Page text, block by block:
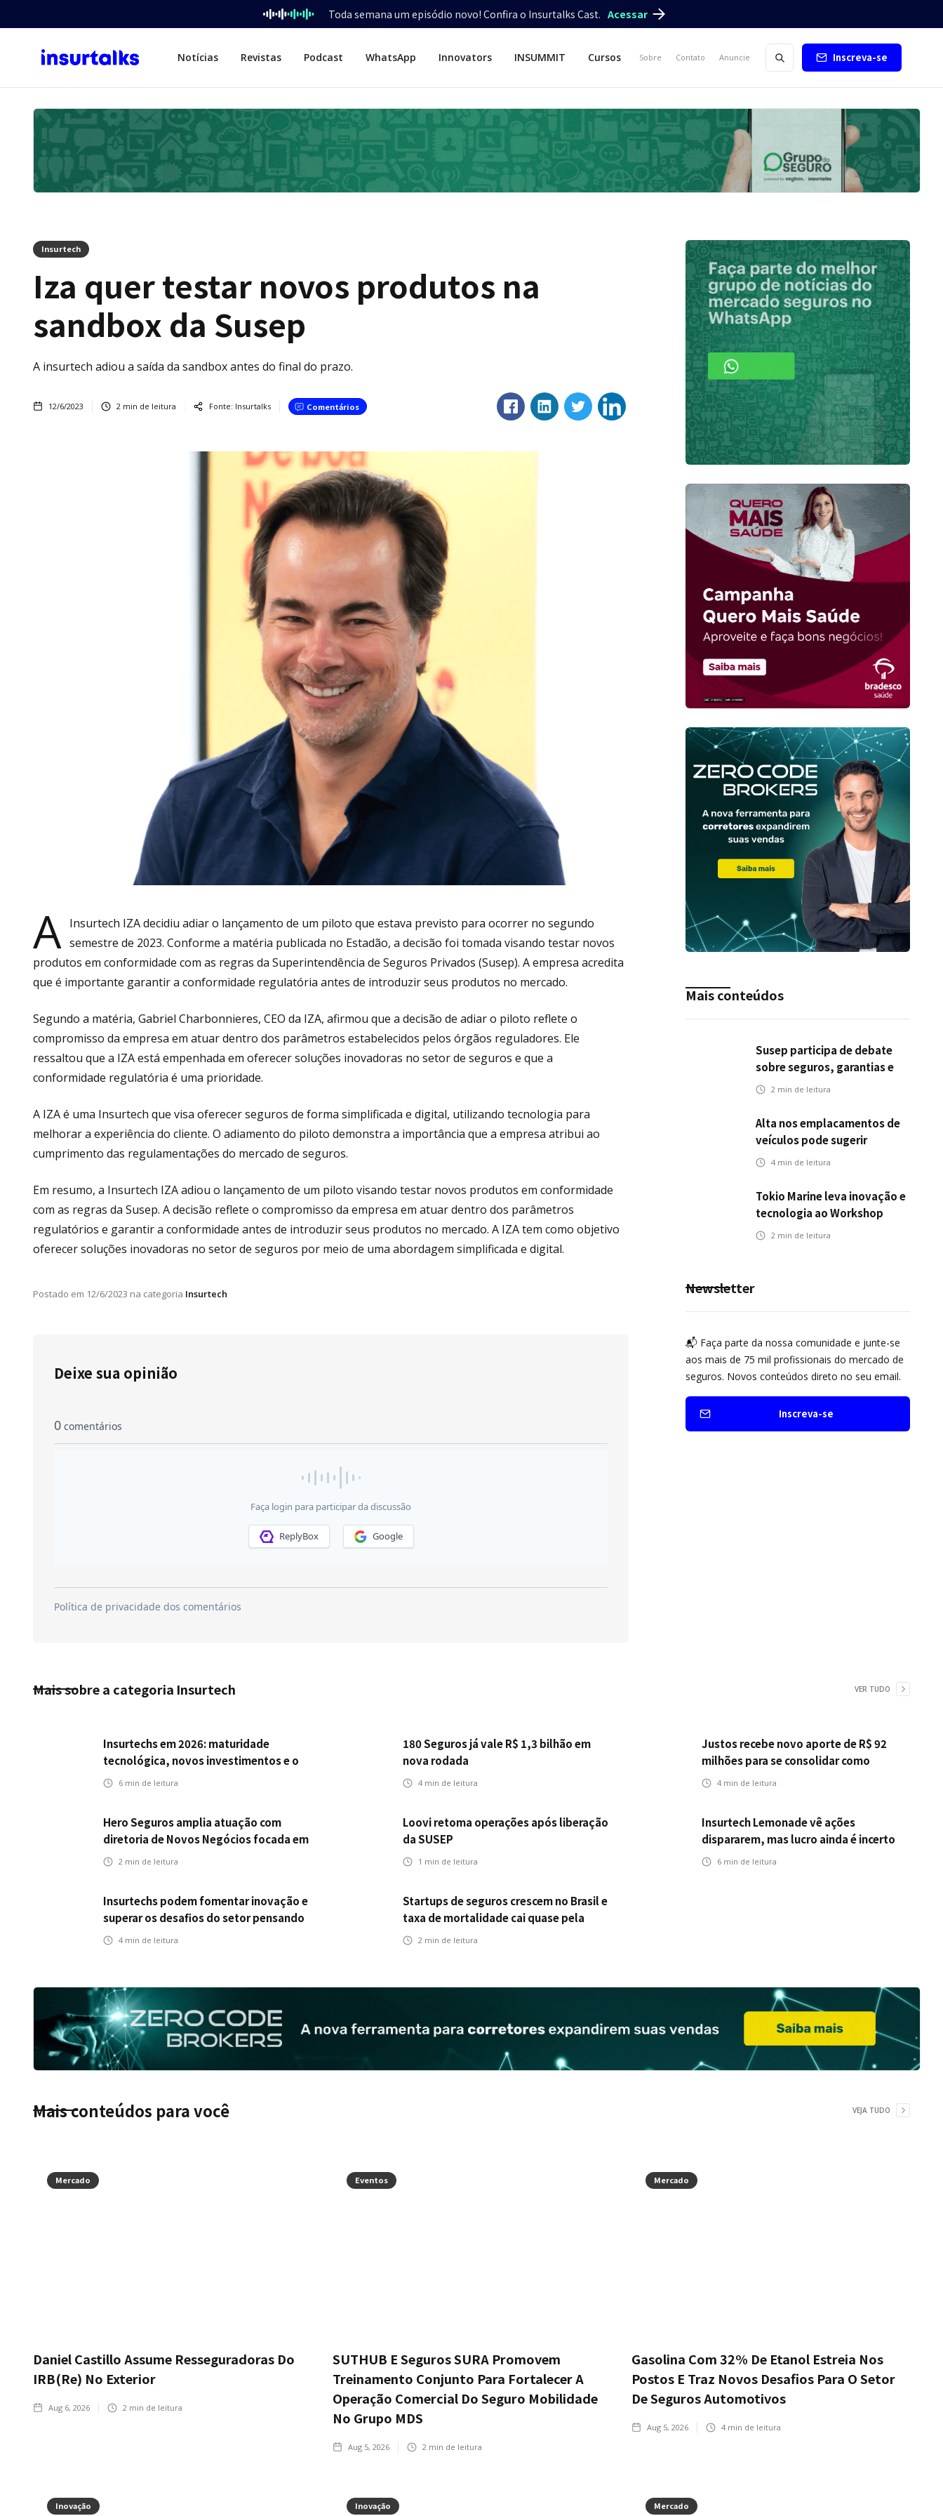
Toda semana um episódio novo! Confira o Insurtalks Cast. Acessar
Notícias Revistas Podcast WhatsApp Innovators INSUMMIT Cursos Sobre Contato Anuncie Inscreva-se
Insurtech
Iza quer testar novos produtos na
sandbox da Susep
A insurtech adiou a saída da sandbox antes do final do prazo.
12/6/2023 2 min de leitura Fonte: Insurtalks Comentários
A Insurtech IZA decidiu adiar o lançamento de um piloto que estava previsto para ocorrer no segundo
semestre de 2023. Conforme a matéria publicada no Estadão, a decisão foi tomada visando testar novos
produtos em conformidade com as regras da Superintendência de Seguros Privados (Susep). A empresa acredita
que é importante garantir a conformidade regulatória antes de introduzir seus produtos no mercado.
Segundo a matéria, Gabriel Charbonnieres, CEO da IZA, afirmou que a decisão de adiar o piloto reflete o
compromisso da empresa em atuar dentro dos parâmetros estabelecidos pelos órgãos reguladores. Ele
ressaltou que a IZA está empenhada em oferecer soluções inovadoras no setor de seguros e que a
conformidade regulatória é uma prioridade.
A IZA é uma Insurtech que visa oferecer seguros de forma simplificada e digital, utilizando tecnologia para
melhorar a experiência do cliente. O adiamento do piloto demonstra a importância que a empresa atribui ao
cumprimento das regulamentações do mercado de seguros.
Em resumo, a Insurtech IZA adiou o lançamento de um piloto visando testar novos produtos em conformidade
com as regras da Susep. A decisão reflete o compromisso da empresa em atuar dentro dos parâmetros
regulatórios e garantir a conformidade antes de introduzir seus produtos no mercado. A IZA tem como objetivo
oferecer soluções inovadoras no setor de seguros por meio de uma abordagem simplificada e digital.
Postado em 12/6/2023 na categoria Insurtech
Deixe sua opinião
Mais conteúdos
Susep participa de debate
sobre seguros, garantias e
riscos em infraestrutura de
2 min de leitura
Alta nos emplacamentos de
veículos pode sugerir
oportunidades para o seguro
4 min de leitura
Tokio Marine leva inovação e
tecnologia ao Workshop
Integrativo da Poli-USP
2 min de leitura
Newsletter
📬 Faça parte da nossa comunidade e junte-se
aos mais de 75 mil profissionais do mercado de
seguros. Novos conteúdos direto no seu email.
Inscreva-se
Mais sobre a categoria Insurtech VER TUDO
Insurtechs em 2026: maturidade
tecnológica, novos investimentos e o
teste da resiliência
6 min de leitura
180 Seguros já vale R$ 1,3 bilhão em
nova rodada
4min de leitura
Justos recebe novo aporte de R$ 92
milhões para se consolidar como
primeira seguradora baseada em IA
4 min de leitura
Hero Seguros amplia atuação com
diretoria de Novos Negócios focada em
Corretores, Bancos e Seguradoras
2 min de leitura
Loovi retoma operações após liberação
da SUSEP
1 min de leitura
Insurtech Lemonade vê ações
dispararem, mas lucro ainda é incerto
6 min de leitura
Insurtechs podem fomentar inovação e
superar os desafios do setor pensando
fora da caixa em 2025
4 min de leitura
Startups de seguros crescem no Brasil e
taxa de mortalidade cai quase pela
metade, aponta estudo
2 min de leitura
Mais conteúdos para você VEJA TUDO
Mercado
Daniel Castillo Assume Resseguradoras Do
IRB(Re) No Exterior
Aug 6, 2026 2 min de leitura
Eventos
SUTHUB E Seguros SURA Promovem
Treinamento Conjunto Para Fortalecer A
Operação Comercial Do Seguro Mobilidade
No Grupo MDS
Aug 5, 2026 2 min de leitura
Mercado
Gasolina Com 32% De Etanol Estreia Nos
Postos E Traz Novos Desafios Para O Setor
De Seguros Automotivos
Aug 5, 2026 4 min de leitura
Inovação Inovação Mercado